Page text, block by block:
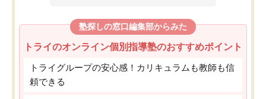
塾探しの窓口編集部からみた
トライのオンライン個別指導塾のおすすめポイント
トライグループの安心感！カリキュラムも教師も信
頼できる